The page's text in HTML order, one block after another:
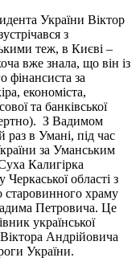
України Віктор
з
теж, в Києві –
вже знала, що він із
за
економіста,
та банківської
З Вадимом
раз в Умані, під час
за Уманським
Калигірка
області з
старовинного храму
Петровича. Це
української
Андрійовича
України.